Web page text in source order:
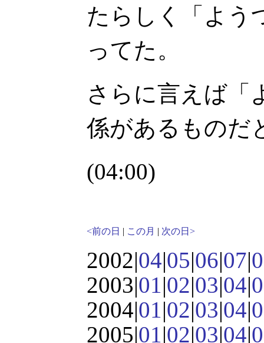
たらしく「よう
ってた。
さらに言えば「
係があるものだ
(04:00)
<前の日 | この月 | 次の日>
2002|04|05|06|07|
2003|01|02|03|04|
2004|01|02|03|04|
2005|01|02|03|04|